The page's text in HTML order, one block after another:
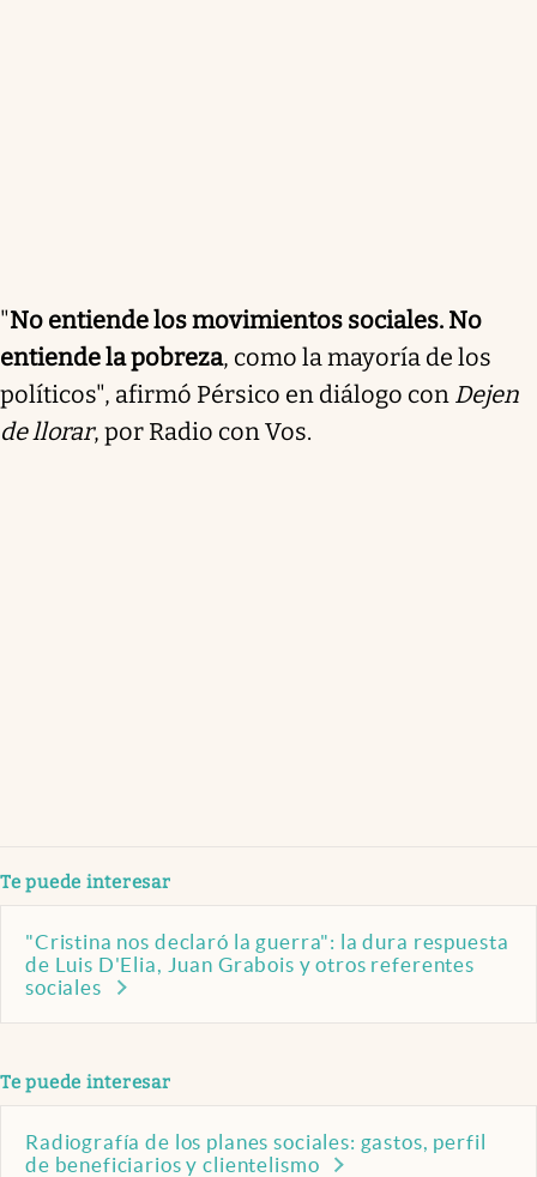
"No entiende los movimientos sociales. No
entiende la pobreza, como la mayoría de los
políticos", afirmó Pérsico en diálogo con Dejen
de llorar, por Radio con Vos.
Te puede interesar
"Cristina nos declaró la guerra": la dura respuesta
de Luis D'Elia, Juan Grabois y otros referentes
sociales
Te puede interesar
Radiografía de los planes sociales: gastos, perfil
de beneficiarios y clientelismo